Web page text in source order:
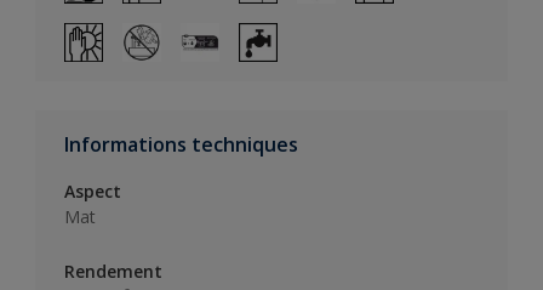
Informations techniques
Aspect
Mat
Rendement